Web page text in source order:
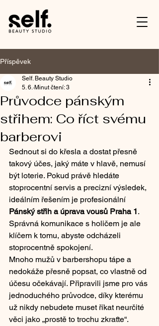
Příspěvek
Průvodce pánským
střihem: Co říct svému
barberovi
Self. Beauty Studio
5. 6. Minut čtení: 3
Sednout si do křesla a dostat přesně
takový účes, jaký máte v hlavě, nemusí
být loterie. Pokud právě hledáte
stoprocentní servis a precizní výsledek,
ideálním řešením je profesionální
Pánský střih a úprava vousů Praha 1.
Správná komunikace s holičem je ale
klíčem k tomu, abyste odcházeli
stoprocentně spokojení.
Mnoho mužů v barbershopu tápe a
nedokáže přesně popsat, co vlastně od
účesu očekávají. Připravili jsme pro vás
jednoduchého průvodce, díky kterému
už nikdy nebudete muset říkat neurčité
věci jako „prostě to trochu zkraťte“.